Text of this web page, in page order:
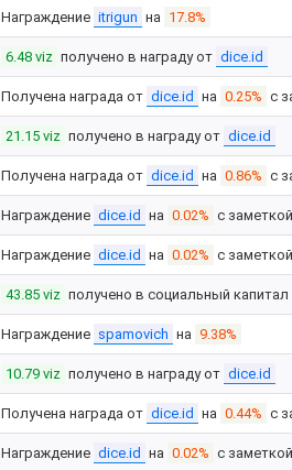
Награждение itrigun на 17.8%
6.48 viz получено в награду от dice.id
Получена награда от dice.id на 0.25% с
21.15 viz получено в награду от dice.id
Получена награда от dice.id на 0.86% с
Награждение dice.id на 0.02% с
Награждение dice.id на 0.02% с
43.85 viz получено в социальный
Награждение spamovich на 9.38%
10.79 viz получено в награду от dice.id
Получена награда от dice.id на 0.44% с
Награждение dice.id на 0.02% с